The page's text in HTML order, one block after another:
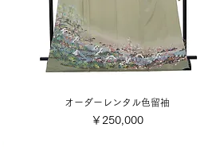
オーダーレンタル色留袖
価格
￥250,000